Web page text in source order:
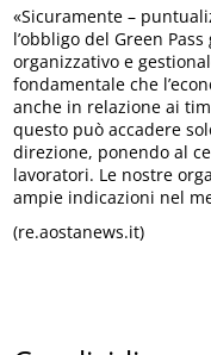
«Sicuramente –
l’obbligo del Green
organizzativo e
fondamentale che
anche in relazione ai
questo può accadere
direzione, ponendo al
lavoratori. Le nostre
ampie indicazioni nel
(re.aostanews.it)